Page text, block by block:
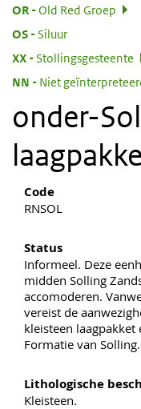
OR:
Old Red Groep
OS:
Siluur
XX:
Stollingsgesteente
NN
Niet
onder-
Code
RNSOL
Status
Informeel. Deze
midden Solling
accomoderen.
vereist de
kleisteen
Formatie van Solling.
Lithologische
Kleisteen.